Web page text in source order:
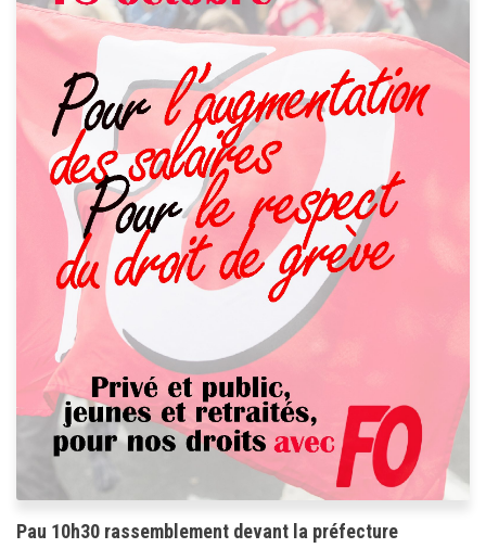
Pau 10h30 rassemblement devant la préfecture